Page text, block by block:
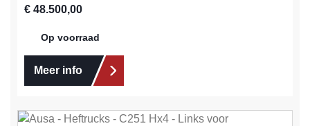
Normale prijs:
€ 48.500,00
Op voorraad
Meer info